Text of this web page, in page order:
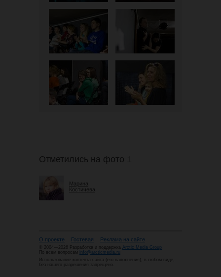
Отметились на фото
Марина
Костичева
О проекте Гостевая Реклама на сайте
© 2004—2026 Разработка и поддержка Arctic Media Group
По всем вопросам
info@arcticmedia.ru
Использование контента сайта (его наполнения), в любом виде,
без нашего разрешения запрещено.